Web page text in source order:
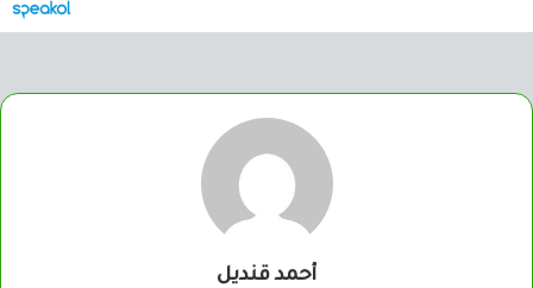
أحمد قنديل